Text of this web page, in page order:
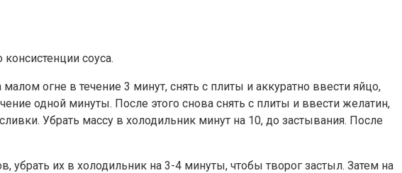
соуса.
огне в течение 3 минут, снять с плиты и аккуратно ввести яйцо,
одной минуты. После этого снова снять с плиты и ввести желатин,
Убрать массу в холодильник минут на 10, до застывания. После
их в холодильник на 3-4 минуты, чтобы творог застыл. Затем на